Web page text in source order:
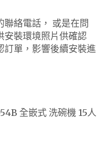
絡電話， 或是在問
安裝環境照片供確認
訂單，影響後續安裝進
全嵌式 洗碗機 15人